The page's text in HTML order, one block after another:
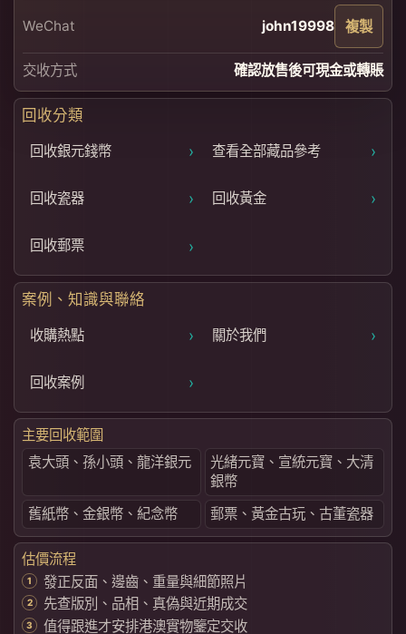
WeChat john19998 複製
交收方式 確認放售後可現金或轉賬
回收分類
回收銀元錢幣 › 查看全部藏品參考 ›
回收瓷器 › 回收黃金 ›
回收郵票 ›
案例、知識與聯絡
收購熱點 › 關於我們 ›
回收案例 ›
主要回收範圍
袁大頭、孫小頭、龍洋銀元
光緒元寶、宣統元寶、大清
銀幣
舊紙幣、金銀幣、紀念幣
郵票、黃金古玩、古董瓷器
估價流程
發正反面、邊齒、重量與細節照片
先查版別、品相、真偽與近期成交
值得跟進才安排港澳實物鑒定交收